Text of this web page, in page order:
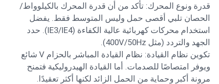
قدرة ونوع المحرك: تأكد من أن قدرة المحرك بالكيلوواط/
الحصان تلبي أقصى حمل وليس المتوسط فقط. يفضل
استخدام محركات كهربائية عالية الكفاءة (IE3/IE4). حدد
الجهد والتردد (مثل 400V/50Hz).
تكوين نظام القيادة: نظام القيادة المباشر بالحزام V شائع
ويوفر امتصاصًا للصدمات. أما القيادة الهيدروليكية فتمنح
مرونة أكبر وحماية من الحمل الزائد لكنها أكثر تعقيدًا.